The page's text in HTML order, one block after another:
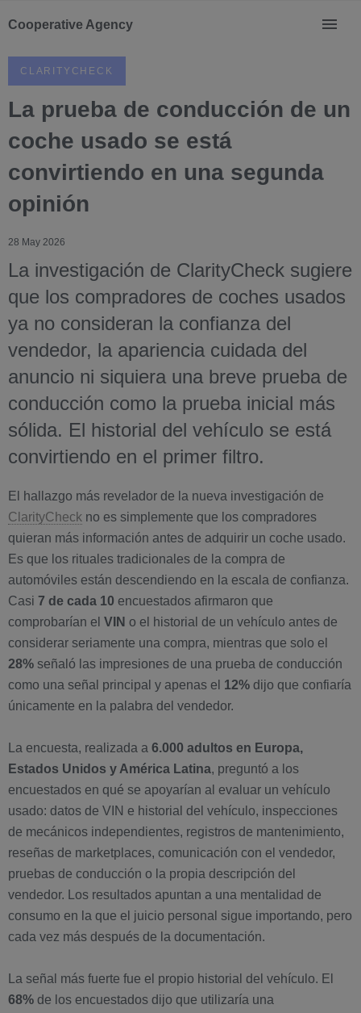
Cooperative Agency
CLARITYCHECK
La prueba de conducción de un
coche usado se está
convirtiendo en una segunda
opinión
28 May 2026
La investigación de ClarityCheck sugiere
que los compradores de coches usados
ya no consideran la confianza del
vendedor, la apariencia cuidada del
anuncio ni siquiera una breve prueba de
conducción como la prueba inicial más
sólida. El historial del vehículo se está
convirtiendo en el primer filtro.
El hallazgo más revelador de la nueva investigación de
ClarityCheck no es simplemente que los compradores
quieran más información antes de adquirir un coche usado.
Es que los rituales tradicionales de la compra de
automóviles están descendiendo en la escala de confianza.
Casi 7 de cada 10 encuestados afirmaron que
comprobarían el VIN o el historial de un vehículo antes de
considerar seriamente una compra, mientras que solo el
28% señaló las impresiones de una prueba de conducción
como una señal principal y apenas el 12% dijo que confiaría
únicamente en la palabra del vendedor.
La encuesta, realizada a 6.000 adultos en Europa,
Estados Unidos y América Latina, preguntó a los
encuestados en qué se apoyarían al evaluar un vehículo
usado: datos de VIN e historial del vehículo, inspecciones
de mecánicos independientes, registros de mantenimiento,
reseñas de marketplaces, comunicación con el vendedor,
pruebas de conducción o la propia descripción del
vendedor. Los resultados apuntan a una mentalidad de
consumo en la que el juicio personal sigue importando, pero
cada vez más después de la documentación.
La señal más fuerte fue el propio historial del vehículo. El
68% de los encuestados dijo que utilizaría una